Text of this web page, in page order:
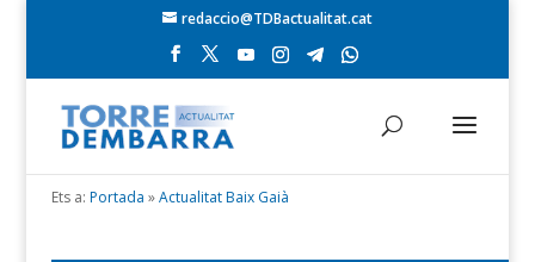
redaccio@TDBactualitat.cat
Ets a: Portada »Actualitat Baix Gaià